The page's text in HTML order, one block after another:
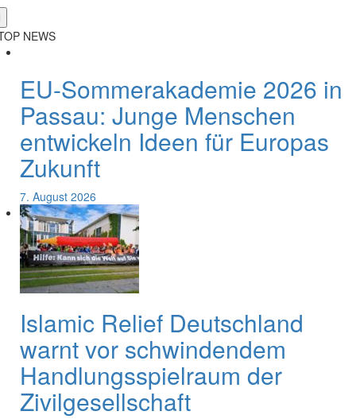
NEWS
EU-Sommerakademie 2026 in
Passau: Junge Menschen
entwickeln Ideen für Europas
Zukunft
7. August 2026
Islamic Relief Deutschland
warnt vor schwindendem
Handlungsspielraum der
Zivilgesellschaft